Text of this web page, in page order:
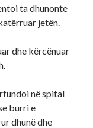
ta dhunonte
jetën.
dhe kërcënuar
në spital
burri e
dhunë dhe